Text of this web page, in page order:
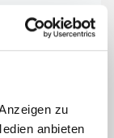
zu
anbieten